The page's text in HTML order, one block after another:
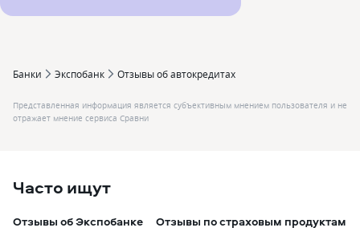
Банки Экспобанк Отзывы об автокредитах
Представленная информация является субъективным мнением пользователя и не
отражает мнение сервиса Сравни
Часто ищут
Отзывы об Экспобанке Отзывы по страховым продуктам